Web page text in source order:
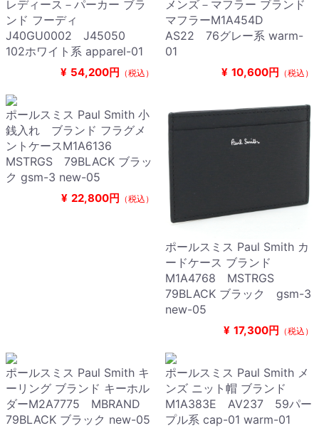
レディース－パーカー ブラ
ンド フーディ
J40GU0002 J45050
102ホワイト系 apparel-01
¥ 54,200円 （税込）
メンズ－マフラー ブランド
マフラーM1A454D
AS22 76グレー系 warm-
01
¥ 10,600円 （税込）
ポールスミス Paul Smith 小
銭入れ ブランド フラグメ
ントケースM1A6136
MSTRGS 79BLACK ブラッ
ク gsm-3 new-05
¥ 22,800円 （税込）
ポールスミス Paul Smith カ
ードケース ブランド
M1A4768 MSTRGS
79BLACK ブラック gsm-3
new-05
¥ 17,300円 （税込）
ポールスミス Paul Smith キ
ーリング ブランド キーホル
ダーM2A7775 MBRAND
79BLACK ブラック new-05
ポールスミス Paul Smith メ
ンズ ニット帽 ブランド
M1A383E AV237 59パー
プル系 cap-01 warm-01